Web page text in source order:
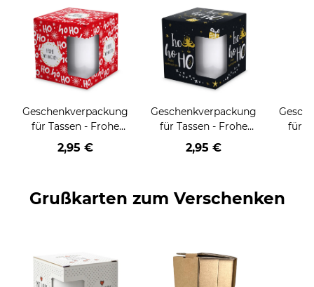
Geschenkverpackung
für Tassen - Frohe
Weihnachten - HO
HO HO - rot
2,95 €
Geschenkverpackung
für Tassen - Frohe
Weihnachten - HO
HO HO - schwarz
2,95 €
für
Grußkarten zum Verschenken